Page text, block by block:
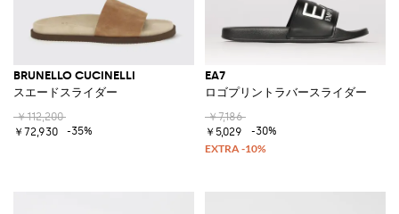
BRUNELLO CUCINELLI
スエードスライダー
￥112,200
￥72,930
-35%
EA7
ロゴプリントラバースライダー
￥7,186
￥5,029
-30%